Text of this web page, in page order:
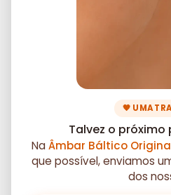
🧡 UMA
Talvez o próximo
NaÂmbar Báltico
que possível, enviamos
dos